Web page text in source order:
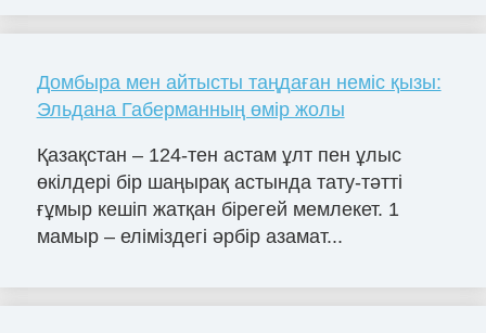
Домбыра мен айтысты таңдаған неміс қызы:
Эльдана Габерманның өмір жолы
Қазақстан – 124-тен астам ұлт пен ұлыс
өкілдері бір шаңырақ астында тату-тәтті
ғұмыр кешіп жатқан бірегей мемлекет. 1
мамыр – еліміздегі әрбір азамат...